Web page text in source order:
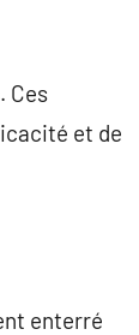
Ces
et de
enterré